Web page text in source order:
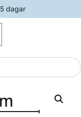
dagar